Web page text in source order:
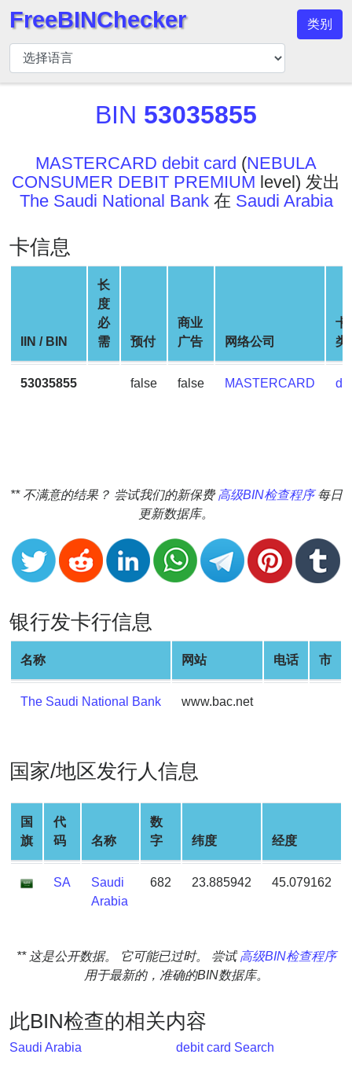
BIN
检
查
索
BIN
BIN
API
Checker
v2
BIN
Validator
Credit
Generator
Random
Credit
Card
Generator
Card
from
Credit
Card
Checker
Service
My
?
IP
FreeBINChecker 类别
BIN 53035855
MASTERCARD debit card (NEBULA
CONSUMER DEBIT PREMIUM level) 发出
The Saudi National Bank在 Saudi Arabia
卡信息
IIN / BIN
长
度
必
需
预付
商业
广告
网络公司
卡
类
53035855 false false MASTERCARD
** 不满意的结果？ 尝试我们的新保费 高级BIN检查程序每日
更新数据库。
银行发卡行信息
名称 网站 电话 市
The Saudi National Bank www.bac.net
国家/地区发行人信息
国
旗
代
码
名称
数
字
纬度 经度
SA
Saudi
Arabia
682 23.885942 45.079162
** 这是公开数据。 它可能已过时。 尝试高级BIN检查程序
用于最新的，准确的BIN数据库。
此BIN检查的相关内容
Saudi Arabia debit card Search